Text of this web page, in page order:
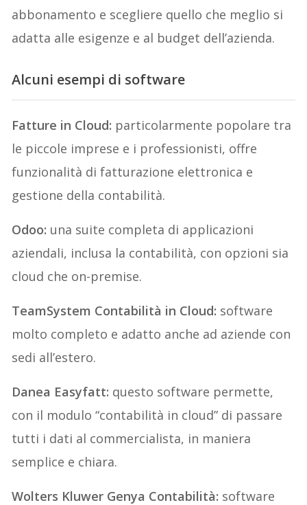
abbonamento e scegliere quello che meglio si
adatta alle esigenze e al budget dell’azienda.
Alcuni esempi di software
Fatture in Cloud: particolarmente popolare tra
le piccole imprese e i professionisti, offre
funzionalità di fatturazione elettronica e
gestione della contabilità.
Odoo: una suite completa di applicazioni
aziendali, inclusa la contabilità, con opzioni sia
cloud che on-premise.
TeamSystem Contabilità in Cloud: software
molto completo e adatto anche ad aziende con
sedi all’estero.
Danea Easyfatt: questo software permette,
con il modulo “contabilità in cloud” di passare
tutti i dati al commercialista, in maniera
semplice e chiara.
Wolters Kluwer Genya Contabilità: software